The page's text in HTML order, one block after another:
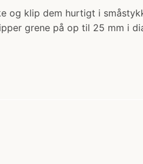
og klip dem hurtigt i
grene på op til 25 mm i